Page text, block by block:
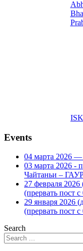
Events
04 марта 2026
03 марта 2026 -
Чайтаньи –
27 февраля
(прервать пост
29 января 2026
(прервать пост
Search